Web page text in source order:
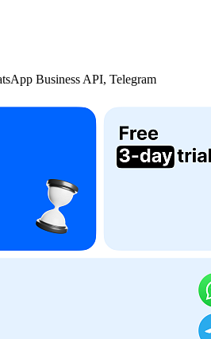
Business API, Telegram